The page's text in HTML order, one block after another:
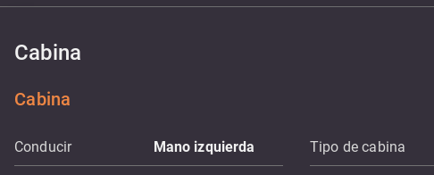
Cabina
Cabina
Conducir Mano izquierda Tipo de cabina